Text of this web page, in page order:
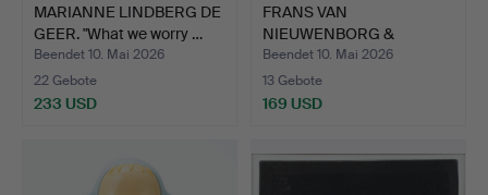
MARIANNE LINDBERG DE
GEER. "What we worry …
Beendet 10. Mai 2026
22 Gebote
233 USD
FRANS VAN
NIEUWENBORG &
MARTIJN WEGMAN. Wa…
Beendet 10. Mai 2026
13 Gebote
169 USD